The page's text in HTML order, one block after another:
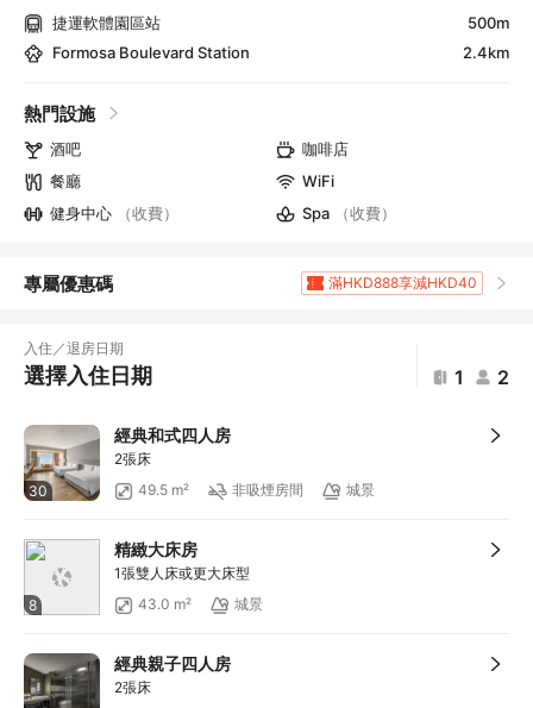
捷運軟體園區站
500m
Formosa Boulevard Station
2.4km
熱門設施
酒吧
咖啡店
餐廳
WiFi
健身中心
（收費） Spa （收費）
專屬優惠碼
滿HKD888享減HKD40
滿HKD800享減HKD50
滿HKD100享減HKD10
入住／退房日期
選擇入住日期 1 2
30
經典和式四人房
2張床
49.5 m²
非吸煙房間 城景
8
精緻大床房
1張雙人床或更大床型
43.0 m²
城景
經典親子四人房
2張床